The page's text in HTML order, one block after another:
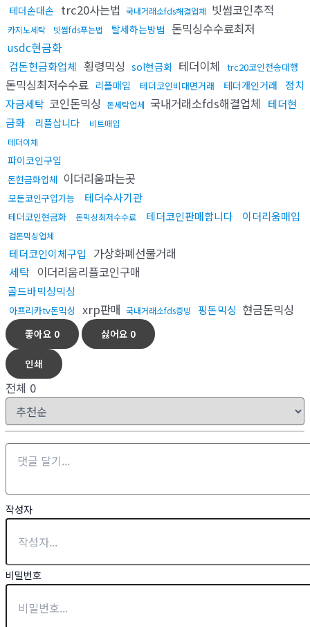
테더손대손 trc20사는법 국내거래소fds해결업체 빗썸코인추적
카지노세탁 빗썸fds푸는법 탈세하는방법 돈믹싱수수료최저
usdc현금화
검돈현금화업체 횡령믹싱 sol현금화 테더이체 trc20코인전송대행
돈믹싱최저수수료 리플매입 테더코인비대면거래 테더개인거래
정치
자금세탁 코인돈믹싱 돈세탁업체 국내거래소fds해결업체 테더현
금화
리플삽니다
비트매입
테더이체
파이코인구입
돈현금화업체 이더리움파는곳
모든코인구입가능 테더수사기관
테더코인현금화 돈믹싱최저수수료 테더코인판매합니다 이더리움매입
검돈믹싱업체
테더코인이체구입
가상화폐선물거래
세탁 이더리움리플코인구매
골드바믹싱믹싱
아프리카tv돈믹싱 xrp판매 국내거래소fds증빙 핑돈믹싱 현금돈믹싱
좋아요 0 싫어요 0
인쇄
전체 0
작성자
비밀번호